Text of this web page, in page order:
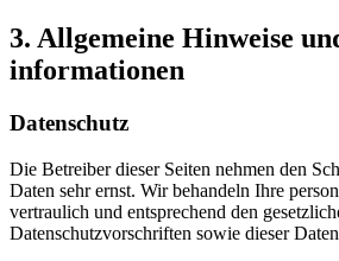
3. Allgemeine Hinweise
informationen
Datenschutz
Die Betreiber dieser Seiten nehmen den
Daten sehr ernst. Wir behandeln Ihre
vertraulich und entsprechend den
Datenschutzvorschriften sowie dieser